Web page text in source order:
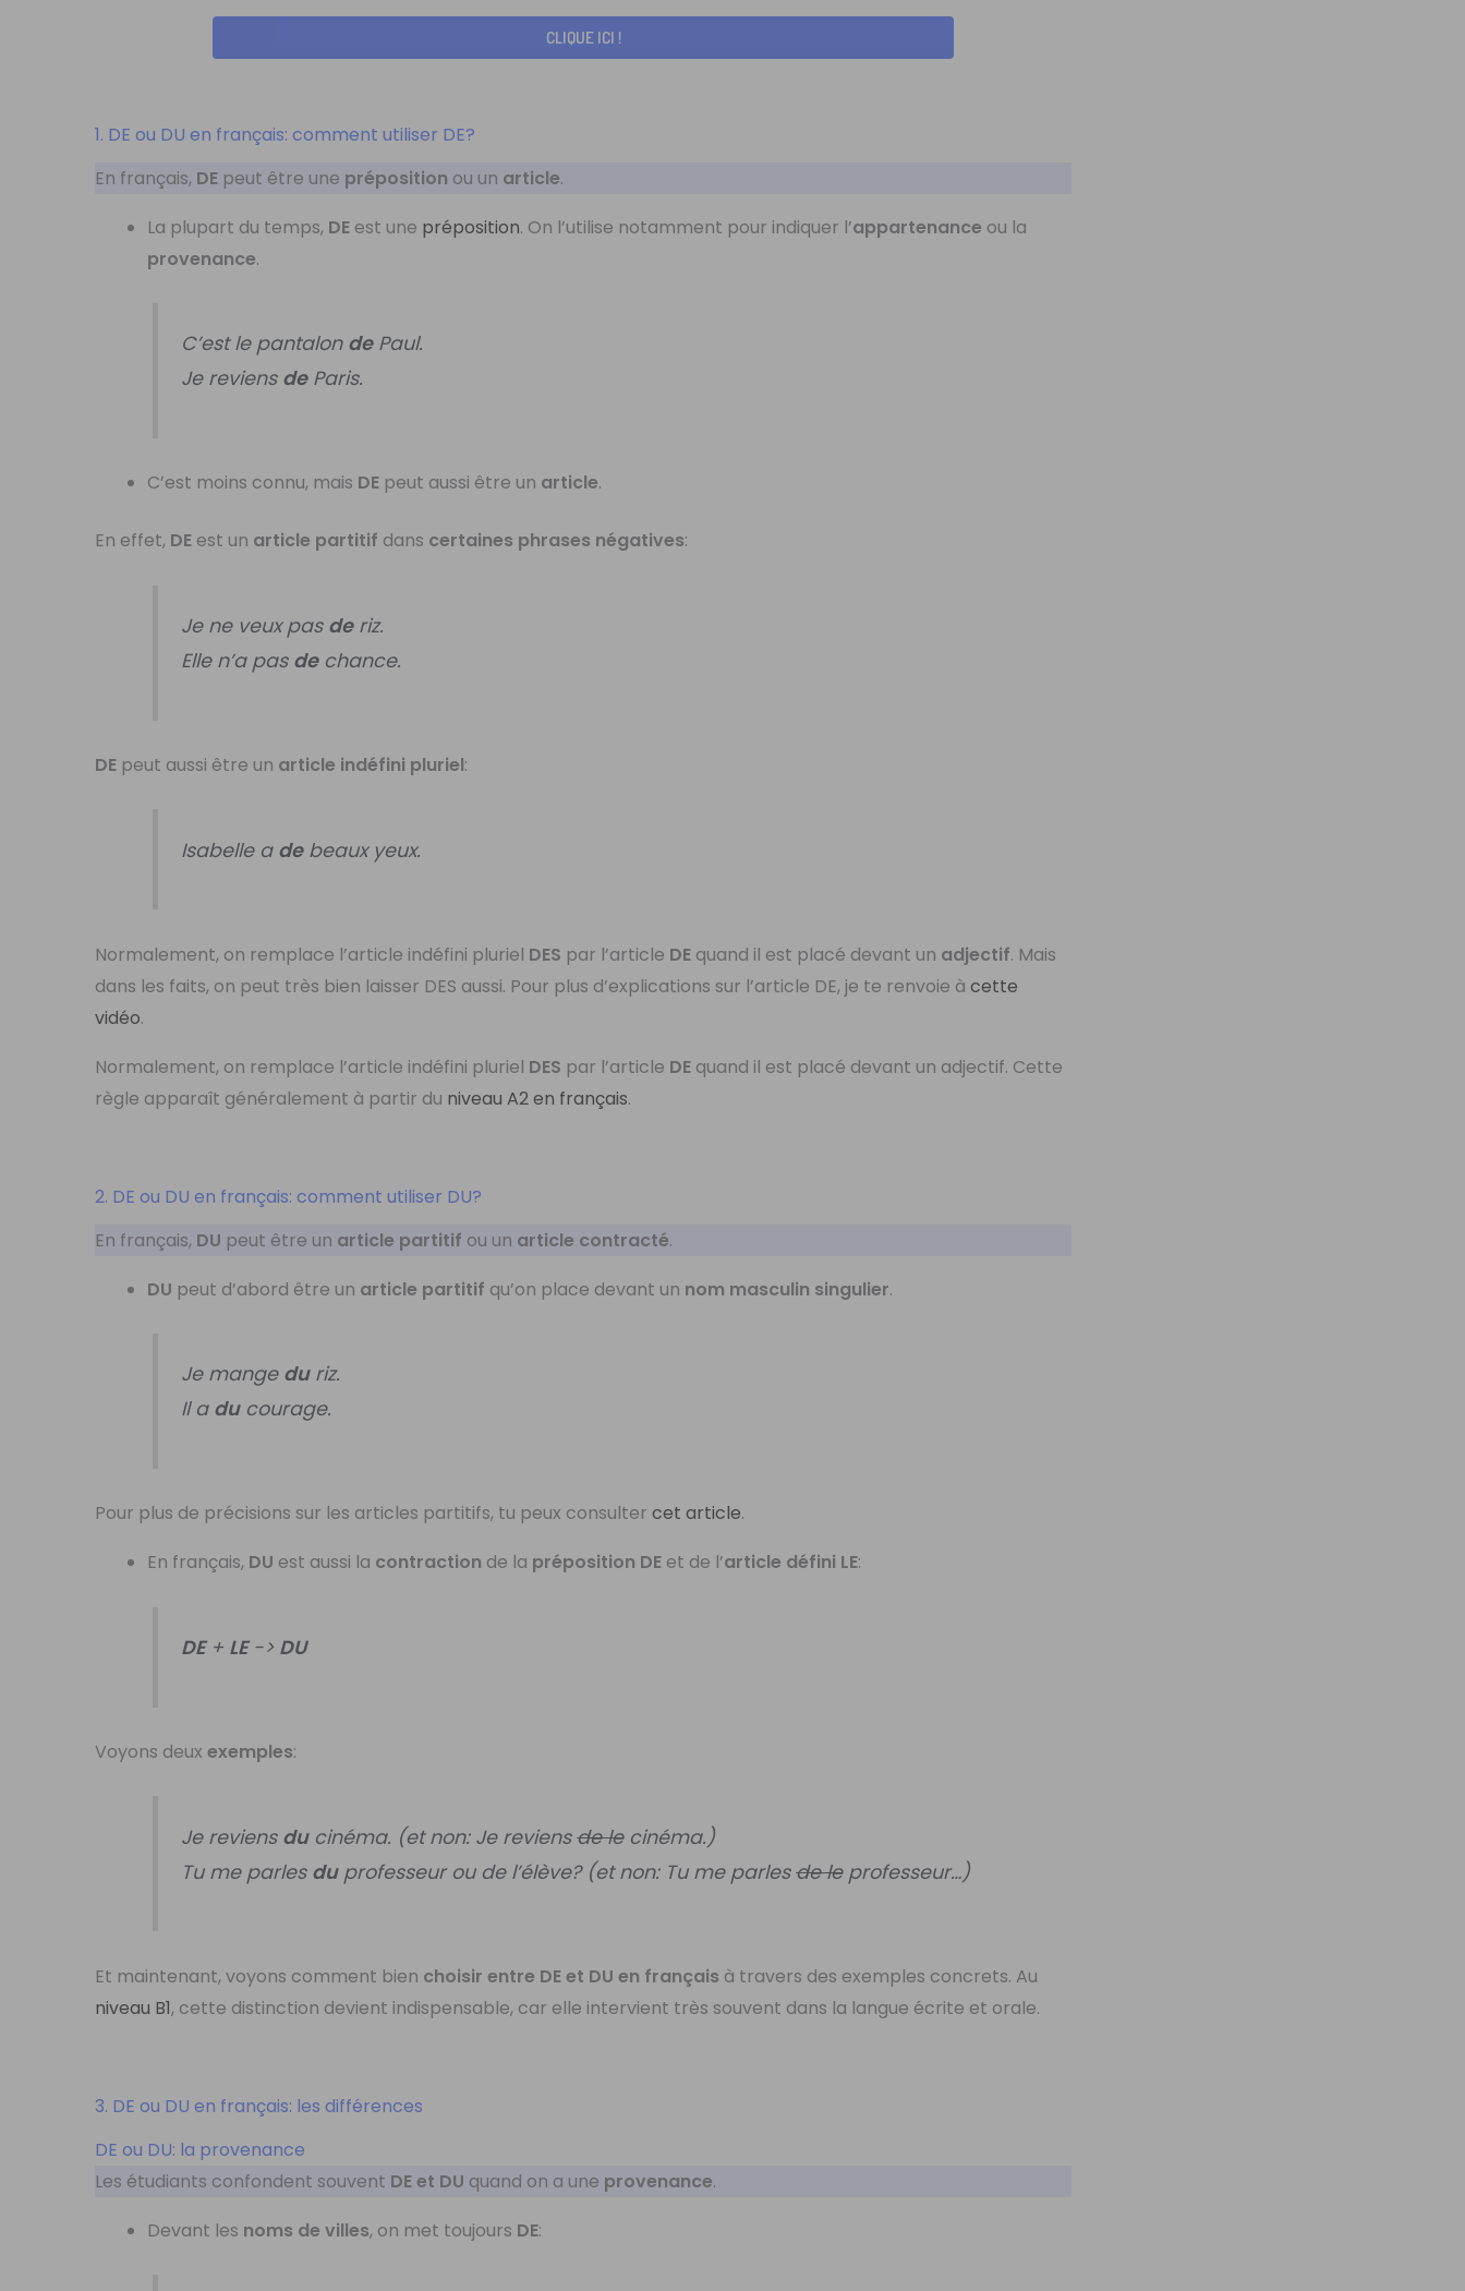
CLIQUE ICI !
1. DE ou DU en français: comment utiliser DE?
En français, DE peut être une préposition ou un article.
La plupart du temps, DE est une préposition. On l’utilise notamment pour indiquer l’appartenance ou la
provenance.
C’est le pantalon dePaul.
Je reviens deParis.
C’est moins connu, mais DE peut aussi être un article.
En effet, DE est un article partitif dans certaines phrases négatives:
Je ne veux pas deriz.
Elle n’a pas dechance.
DE peut aussi être un article indéfini pluriel:
Isabelle a debeaux yeux.
Normalement, on remplace l’article indéfini pluriel DES par l’article DE quand il est placé devant un adjectif. Mais
dans les faits, on peut très bien laisser DES aussi. Pour plus d’explications sur l’article DE, je te renvoie àcette
vidéo.
Normalement, on remplace l’article indéfini pluriel DES par l’article DE quand il est placé devant un adjectif. Cette
règle apparaît généralement à partir du niveau A2 en français.
2. DE ou DU en français: comment utiliser DU?
En français, DU peut être un article partitif ou un article contracté.
DU peut d’abord être un article partitif qu’on place devant un nom masculin singulier.
Je mange duriz.
Il a ducourage.
Pour plus de précisions sur les articles partitifs, tu peux consultercet article.
En français, DU est aussi la contraction de la préposition DE et de l’article défini LE:
DE+ LE-> DU
Voyons deuxexemples:
Je reviens ducinéma. (et non: Je reviensde lecinéma.)
Tu me parles duprofesseur ou de l’élève? (et non: Tu me parlesde leprofesseur…)
Et maintenant, voyons comment bien choisir entre DE et DU en français à travers des exemples concrets. Au
niveau B1, cette distinction devient indispensable, car elle intervient très souvent dans la langue écrite et orale.
3. DE ou DU en français: les différences
DE ou DU: la provenance
Les étudiants confondent souvent DE et DU quand on a une provenance.
Devant les noms de villes, on met toujours DE: